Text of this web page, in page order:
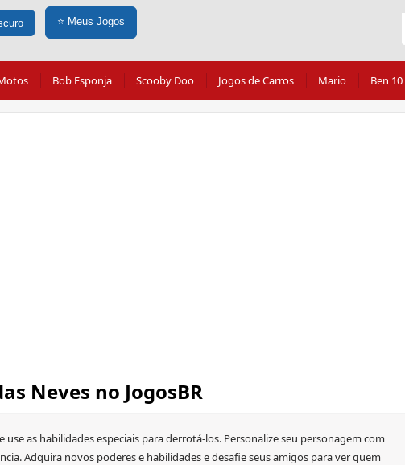
⭐ Meus Jogos
Bob Esponja Scooby Doo Jogos de Carros Mario Ben 10
Neves no JogosBR
as habilidades especiais para derrotá-los. Personalize seu personagem com
Adquira novos poderes e habilidades e desafie seus amigos para ver quem